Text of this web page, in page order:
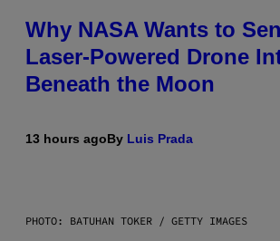
Why NASA Wants to
Laser-Powered Drone
Beneath the Moon
13 hours agoBy Luis Prada
PHOTO: BATUHAN TOKER / GETTY IMAGES